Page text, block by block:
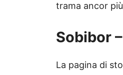
trama ancor
Sobibor
La pagina di